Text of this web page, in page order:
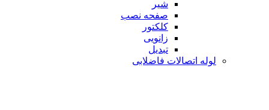
شیر
صفحه نصب
کلکتور
زانویی
تبدیل
لوله اتصالات فاضلابی